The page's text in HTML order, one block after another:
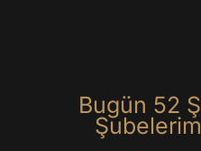
Bugün 52 Ş
Şubelerim